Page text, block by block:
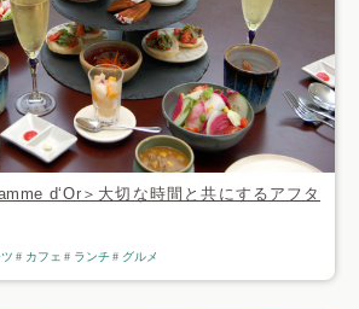
d‘Or＞大切な時間と共にするアフタ
カフェ ランチ グルメ